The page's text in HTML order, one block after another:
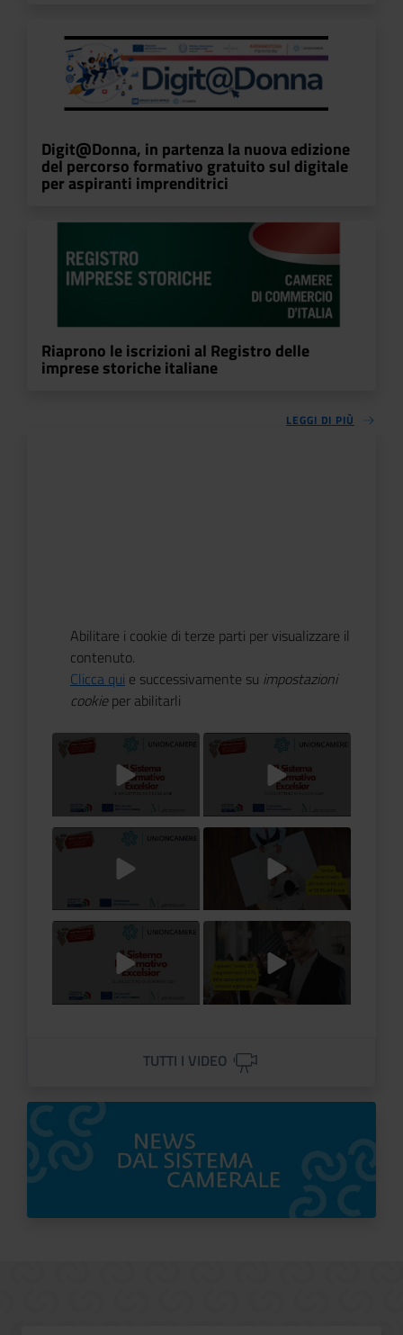
Abilitare i cookie di terze parti per visualizzare il
contenuto.
Clicca qui e successivamente su impostazioni
cookieper abilitarli
Titolo Video Titolo Video
Titolo Video Titolo Video
Titolo Video Titolo Video
TUTTI I VIDEO
Digit@Donna, in partenza la nuova edizione
del percorso formativo gratuito sul digitale
per aspiranti imprenditrici
Riaprono le iscrizioni al Registro delle
imprese storiche italiane
LEGGI DI PIÙ